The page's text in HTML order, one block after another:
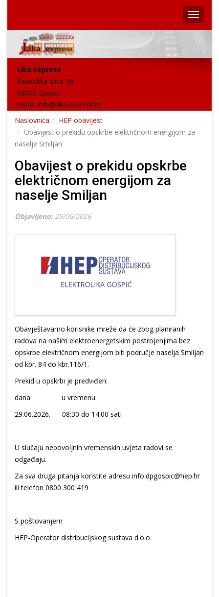
Lika Express
Pazariška ulica 36
53000 Gospić
email: info@lika-express.hr
Naslovnica
HEP obavijest
Obavijest o prekidu opskrbe električnom energijom za
naselje Smiljan
Obavijest o prekidu opskrbe
električnom energijom za
naselje Smiljan
Objavljeno: 25/06/2026
Obavještavamo korisnike mreže da će zbog planiranih
radova na našim elektroenergetskim postrojenjima bez
opskrbe električnom energijom biti područje naselja Smiljan
od kbr. 84 do kbr.116/1.
Prekid u opskrbi je predviđen:
dana u vremenu
29.06.2026. 08:30 do 14:00 sati
U slučaju nepovoljnih vremenskih uvjeta radovi se
odgađaju.
Za sva druga pitanja koristite adresu info.dpgospic@hep.hr
ili telefon 0800 300 419
S poštovanjem
HEP-Operator distribucijskog sustava d.o.o.